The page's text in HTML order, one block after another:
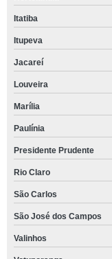
Itatiba
Itupeva
Jacareí
Louveira
Marília
Paulínia
Presidente Prudente
Rio Claro
São Carlos
São José dos Campos
Valinhos